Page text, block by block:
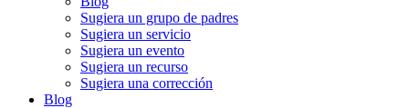
Sugiera un grupo de padres
Sugiera un servicio
Sugiera un evento
Sugiera un recurso
Sugiera una corrección
Blog